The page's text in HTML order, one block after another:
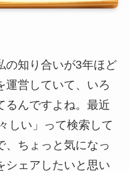
の知り合いが3年ほど
運営していて、いろ
るんですよね。最近
しい」って検索して
、ちょっと気になっ
シェアしたいと思い